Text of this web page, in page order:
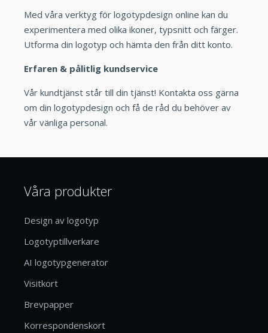
Med våra verktyg för logotypdesign online kan du
experimentera med olika ikoner, typsnitt och färger.
Utforma din logotyp och hämta den från ditt konto.
Erfaren & pålitlig kundservice
Vår kundtjänst står till din tjänst! Kontakta oss gärna
om din logotypdesign och få de råd du behöver av
vår vänliga personal.
Våra produkter
Design av logotyp
Logotyptillverkare
AI logotypgenerator
Visitkort
Brevpapper
Korrespondenskort